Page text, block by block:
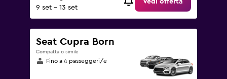
9 set - 13 set
Vedi offerta
Seat Cupra Born
Compatta o simile
Fino a 4 passeggeri/e